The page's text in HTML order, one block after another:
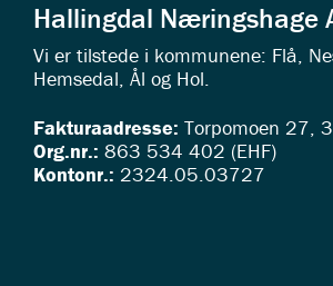
Hallingdal Næringshage
Vi er tilstede i kommunene: Flå,
Hemsedal, Ål og Hol.
Fakturaadresse: Torpomoen 27,
Org.nr.: 863 534 402 (EHF)
Kontonr.: 2324.05.03727